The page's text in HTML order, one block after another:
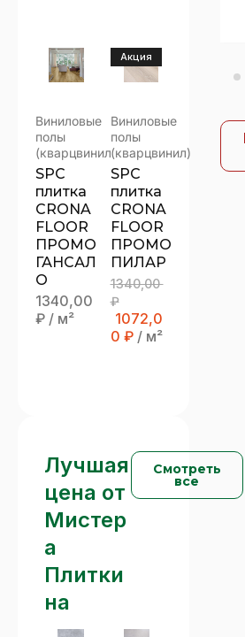
Виниловые
полы
(кварцвинил)
SPC
плитка
CRONA
FLOOR
ПРОМО
ГАНСАЛ
О
1340,00
₽ / м²
Акция
Виниловые
полы
(кварцвинил)
SPC
плитка
CRONA
FLOOR
ПРОМО
ПИЛАР
1340,00
₽
1072,0
0 ₽ / м²
Лучшая
цена от
Мистер
а
Плитки
на
Смотреть
все